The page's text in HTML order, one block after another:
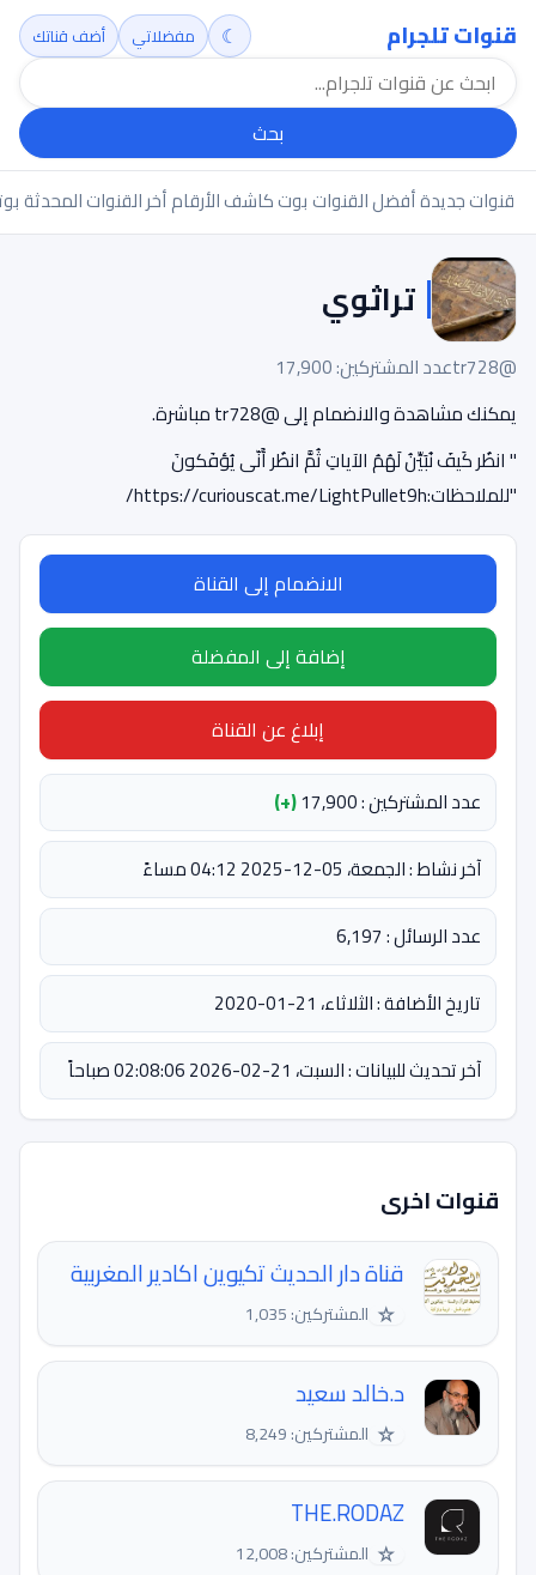
قنوات تلجرام
بحث
☾ مفضلاتي أضف قناتك
قنوات جديدةأفضل القنواتبوت كاشف الأرقامأخر القنوات المحدثة
تراثوي
@tr728
عدد المشتركين: 17,900
يمكنك مشاهدة والانضمام إلى @tr728 مباشرة.
" انظُر كَيفَ نُبَيِّنُ لَهُمُ الآياتِ ثُمَّ انظُر أَنّى يُؤفَكونَ
"للملاحظات:https://curiouscat.me/LightPullet9h/
الانضمام إلى القناة
إضافة إلى المفضلة
إبلاغ عن القناة
عدد المشتركين : 17,900
(+)
آخر نشاط : الجمعة، 05-12-2025 04:12 مساءً
عدد الرسائل : 6,197
تاريخ الأضافة : الثلاثاء، 21-01-2020
آخر تحديث للبيانات : السبت، 21-02-2026 02:08:06 صباحاً
قنوات اخرى
قناة دار الحديث تكيوين اكادير المغربية
☆ المشتركين: 1,035
د.خالد سعيد
☆ المشتركين: 8,249
THE.RODAZ
☆ المشتركين: 12,008